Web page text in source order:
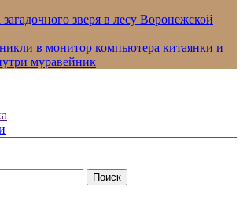
зверя в лесу Воронежской
в монитор компьютера китаянки и
муравейник